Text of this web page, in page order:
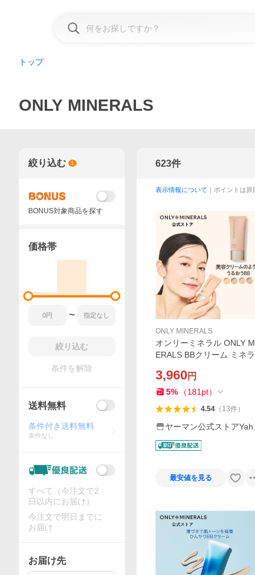
トップ
ONLY MINERALS
623件
表示情報について ｜ポイントは
ONLY MINERALS
オンリーミネラル ONLY
ERALS BBクリーム ミネラ
ーマン公式 ya-man 25g
25/PA++ ベースメイク UV下
3,960円
5% （181 pt）
4.54（ 13件）
ヤーマン公式ストアYaho
o!ショッピング店
最安値を見る
絞り込む 1
BONUS対象商品を探す
価格帯
〜
絞り込む
条件を解除
送料無料
条件付き送料無料
条件なし
すべて（今注文で2
日以内にお届け）
今注文で明日までに
お届け
お届け先